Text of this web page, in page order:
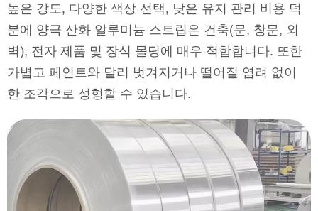
높은 강도, 다양한 색상 선택, 낮은 유지 관리 비용 덕
분에 양극 산화 알루미늄 스트립은 건축(문, 창문, 외
벽), 전자 제품 및 장식 몰딩에 매우 적합합니다. 또한
가볍고 페인트와 달리 벗겨지거나 떨어질 염려 없이
한 조각으로 성형할 수 있습니다.